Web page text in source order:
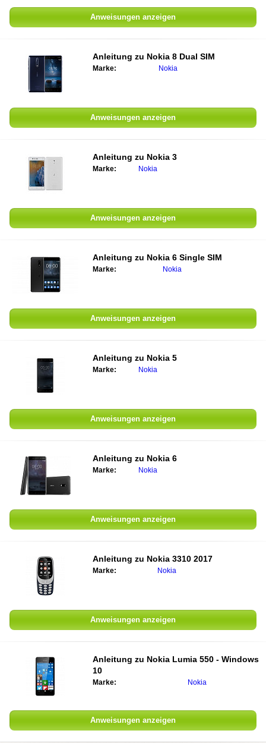
Anweisungen anzeigen
Anleitung zu Nokia 8 Dual SIM
Marke: Nokia
Anweisungen anzeigen
Anleitung zu Nokia 3
Marke: Nokia
Anweisungen anzeigen
Anleitung zu Nokia 6 Single SIM
Marke: Nokia
Anweisungen anzeigen
Anleitung zu Nokia 5
Marke: Nokia
Anweisungen anzeigen
Anleitung zu Nokia 6
Marke: Nokia
Anweisungen anzeigen
Anleitung zu Nokia 3310 2017
Marke: Nokia
Anweisungen anzeigen
Anleitung zu Nokia Lumia 550 - Windows
10
Marke: Nokia
Anweisungen anzeigen